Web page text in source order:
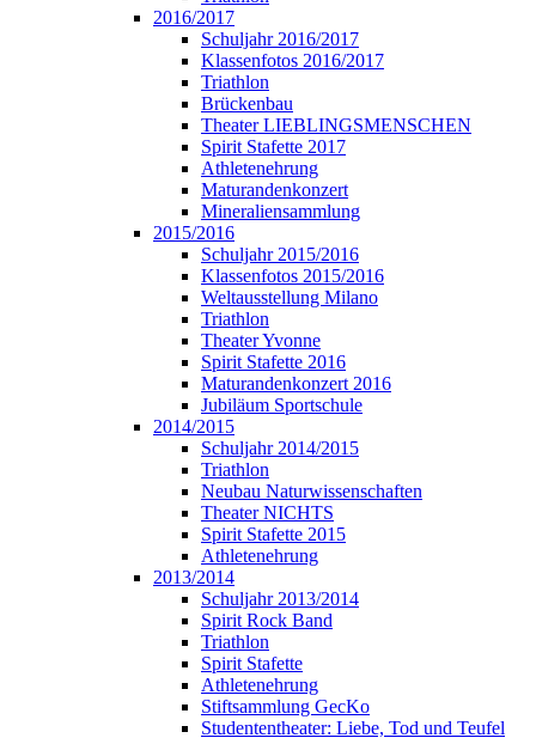
2016/2017
Schuljahr 2016/2017
Klassenfotos 2016/2017
Triathlon
Brückenbau
Theater LIEBLINGSMENSCHEN
Spirit Stafette 2017
Athletenehrung
Maturandenkonzert
Mineraliensammlung
2015/2016
Schuljahr 2015/2016
Klassenfotos 2015/2016
Weltausstellung Milano
Triathlon
Theater Yvonne
Spirit Stafette 2016
Maturandenkonzert 2016
Jubiläum Sportschule
2014/2015
Schuljahr 2014/2015
Triathlon
Neubau Naturwissenschaften
Theater NICHTS
Spirit Stafette 2015
Athletenehrung
2013/2014
Schuljahr 2013/2014
Spirit Rock Band
Triathlon
Spirit Stafette
Athletenehrung
Stiftsammlung GecKo
Studententheater: Liebe, Tod und Teufel